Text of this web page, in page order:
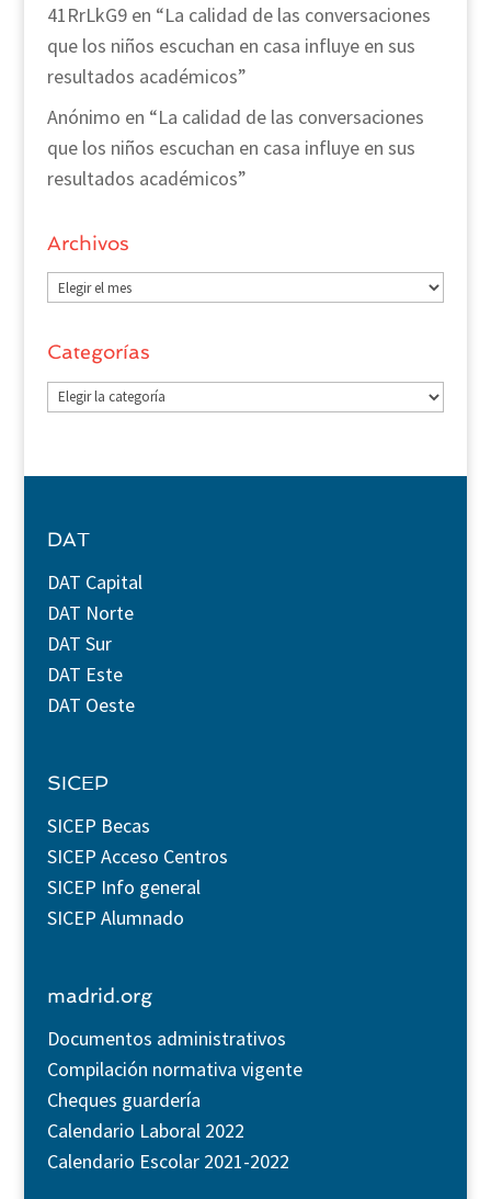
41RrLkG9en “La calidad de las conversaciones
que los niños escuchan en casa influye en sus
resultados académicos”
Anónimo en “La calidad de las conversaciones
que los niños escuchan en casa influye en sus
resultados académicos”
Archivos
Archivos
Categorías
Categorías
DAT
DAT Capital
DAT Norte
DAT Sur
DAT Este
DAT Oeste
SICEP
SICEP Becas
SICEP Acceso Centros
SICEP Info general
SICEP Alumnado
madrid.org
Documentos administrativos
Compilación normativa vigente
Cheques guardería
Calendario Laboral 2022
Calendario Escolar 2021-2022